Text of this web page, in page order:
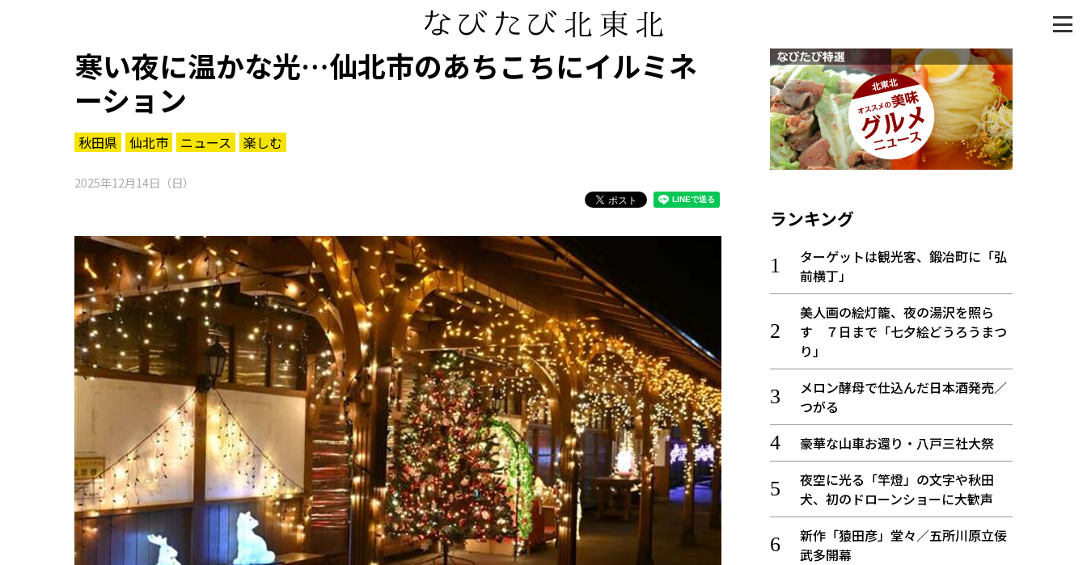
寒い夜に温かな光…仙北市のあちこちにイルミネ
ーション
秋田県 仙北市 ニュース 楽しむ
2025年12月14日（日）
ランキング
ターゲットは観光客、鍛冶町に「弘
前横丁」
美人画の絵灯籠、夜の湯沢を照ら
す ７日まで「七夕絵どうろうまつ
り」
メロン酵母で仕込んだ日本酒発売／
つがる
豪華な山車お還り・八戸三社大祭
夜空に光る「竿燈」の文字や秋田
犬、初のドローンショーに大歓声
新作「猿田彦」堂々／五所川原立佞
武多開幕
パワースポット
まつり・イベント
おみやげ・特産
道の駅・産直
アウトドア・レジャー
ご当地グルメ